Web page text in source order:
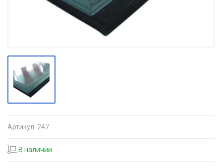
Артикул: 247
В наличии